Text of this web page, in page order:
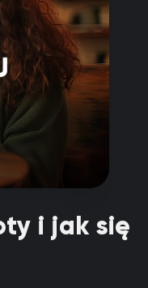
i jak się